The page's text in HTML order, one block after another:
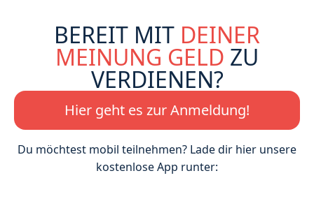
BEREIT MIT DEINER
MEINUNG GELD ZU
VERDIENEN?
Hier geht es zur Anmeldung!
Du möchtest mobil teilnehmen? Lade dir hier unsere
kostenlose App runter: